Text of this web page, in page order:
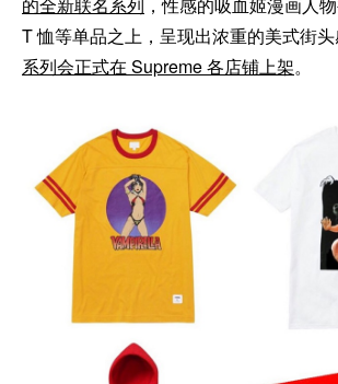
的全新联名系列 ，性感的吸血姬漫画人
T 恤等单品之上，呈现出浓重的美式街头
系列会正式在 Supreme 各店铺上架。